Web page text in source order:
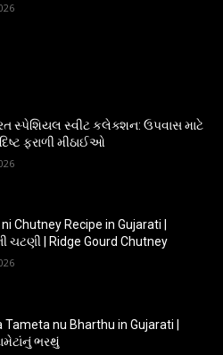
સ્પેશિયલ સ્વીટ કલેક્શન: ઉપવાસ માટે
ફરાળી મીઠાઈઓ
Chutney Recipe in Gujarati |
ચટણી | Ridge Gourd Chutney
Tameta nu Bharthu in Gujarati |
ભરથું